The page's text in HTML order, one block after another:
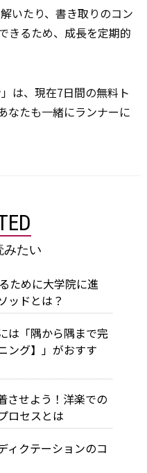
いたり、書き取りのコン
きるため、成長を定期的
は、現在7日間の無料ト
なたも一緒にランナーに
みたい
ために大学院に進
ッドとは？
は「隅から隅まで完
ング】」がおすす
させよう！洋楽での
ロセスとは
ィクテーションのコ